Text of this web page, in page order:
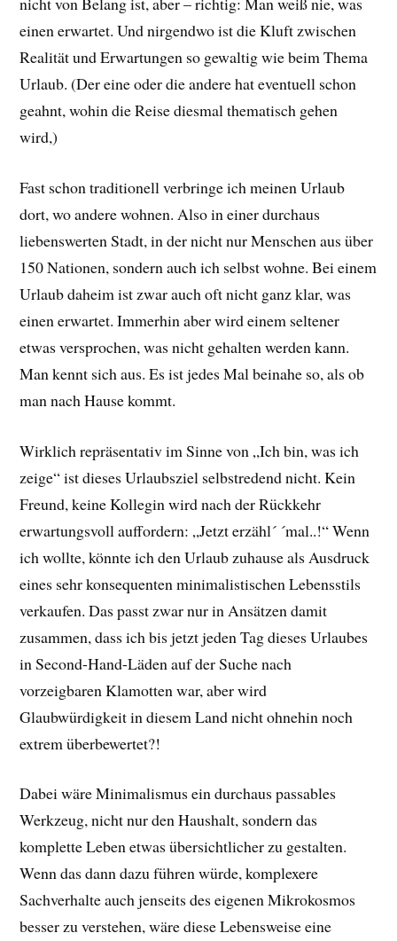
einen erwartet. Und nirgendwo ist die Kluft zwischen
Realität und Erwartungen so gewaltig wie beim Thema
Urlaub. (Der eine oder die andere hat eventuell schon
geahnt, wohin die Reise diesmal thematisch gehen
wird,)
Fast schon traditionell verbringe ich meinen Urlaub
dort, wo andere wohnen. Also in einer durchaus
liebenswerten Stadt, in der nicht nur Menschen aus über
150 Nationen, sondern auch ich selbst wohne. Bei einem
Urlaub daheim ist zwar auch oft nicht ganz klar, was
einen erwartet. Immerhin aber wird einem seltener
etwas versprochen, was nicht gehalten werden kann.
Man kennt sich aus. Es ist jedes Mal beinahe so, als ob
man nach Hause kommt.
Wirklich repräsentativ im Sinne von „Ich bin, was ich
zeige“ ist dieses Urlaubsziel selbstredend nicht. Kein
Freund, keine Kollegin wird nach der Rückkehr
erwartungsvoll auffordern: „Jetzt erzähl´ ´mal..!“ Wenn
ich wollte, könnte ich den Urlaub zuhause als Ausdruck
eines sehr konsequenten minimalistischen Lebensstils
verkaufen. Das passt zwar nur in Ansätzen damit
zusammen, dass ich bis jetzt jeden Tag dieses Urlaubes
in Second-Hand-Läden auf der Suche nach
vorzeigbaren Klamotten war, aber wird
Glaubwürdigkeit in diesem Land nicht ohnehin noch
extrem überbewertet?!
Dabei wäre Minimalismus ein durchaus passables
Werkzeug, nicht nur den Haushalt, sondern das
komplette Leben etwas übersichtlicher zu gestalten.
Wenn das dann dazu führen würde, komplexere
Sachverhalte auch jenseits des eigenen Mikrokosmos
besser zu verstehen, wäre diese Lebensweise eine